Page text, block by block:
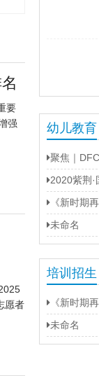
要
强
愿者
幼儿教育
聚焦｜DFC五洲
2020紫荆·国际
《新时期再论家
未命名
培训招生
《新时期再论家
未命名